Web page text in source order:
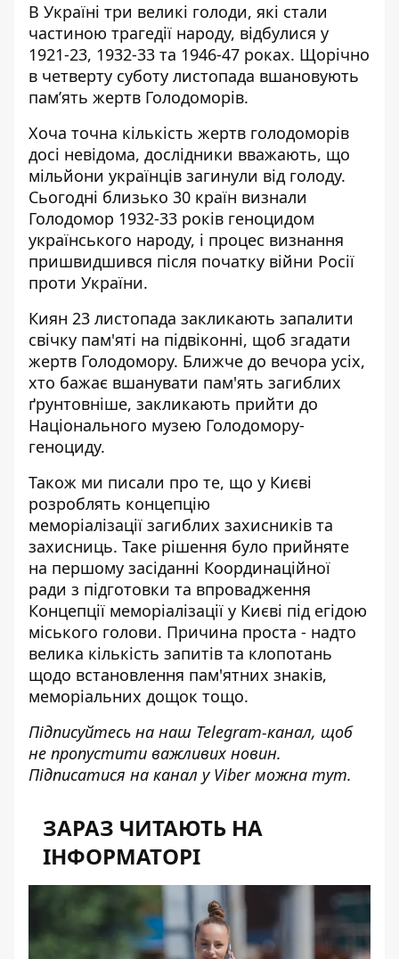
В Україні три великі голоди, які стали
частиною трагедії народу, відбулися у
1921-23, 1932-33 та 1946-47 роках. Щорічно
в четверту суботу листопада вшановують
пам’ять жертв Голодоморів.
Хоча точна кількість жертв голодоморів
досі невідома, дослідники вважають, що
мільйони українців загинули від голоду.
Сьогодні близько 30 країн визнали
Голодомор 1932-33 років геноцидом
українського народу, і процес визнання
пришвидшився після початку війни Росії
проти України.
Киян 23 листопада закликають запалити
свічку пам'яті на підвіконні, щоб згадати
жертв Голодомору. Ближче до вечора усіх,
хто бажає вшанувати пам'ять загиблих
ґрунтовніше, закликають прийти до
Національного музею Голодомору-
геноциду.
Також ми писали про те, що у Києві
розроблять концепцію
меморіалізації загиблих захисників та
захисниць. Таке рішення було прийняте
на першому засіданні Координаційної
ради з підготовки та впровадження
Концепції меморіалізації у Києві під егідою
міського голови. Причина проста - надто
велика кількість запитів та клопотань
щодо встановлення пам'ятних знаків,
меморіальних дощок тощо.
Підписуйтесь на наш Telegram-канал, щоб
не пропустити важливих новин.
Підписатися на канал у Viber можна тут.
ЗАРАЗ ЧИТАЮТЬ НА
ІНФОРМАТОРІ